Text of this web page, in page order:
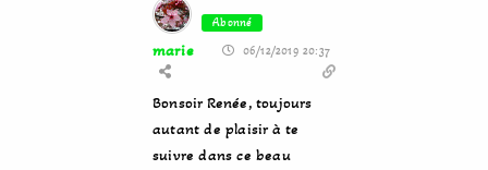
Abonné
marie 06/12/2019 20:37
Bonsoir Renée, toujours
autant de plaisir à te
suivre dans ce beau